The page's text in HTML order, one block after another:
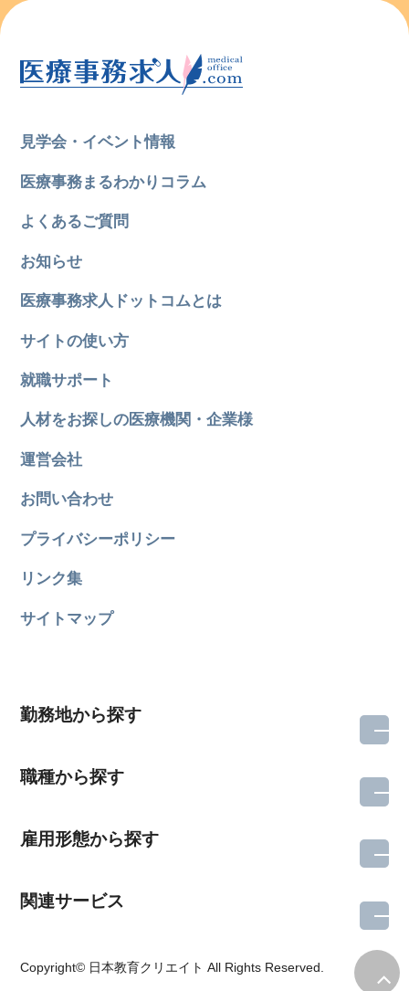
見学会・イベント情報
医療事務まるわかりコラム
よくあるご質問
お知らせ
医療事務求人ドットコムとは
サイトの使い方
就職サポート
人材をお探しの医療機関・企業様
運営会社
お問い合わせ
プライバシーポリシー
リンク集
サイトマップ
勤務地から探す
職種から探す
雇用形態から探す
関連サービス
Copyright© 日本教育クリエイト All Rights Reserved.
所在地のエリアを選択してください